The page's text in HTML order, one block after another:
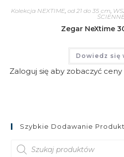
Kolekcja NEXTIME od 21 do 35 cm
Zegar NeXtime
Dowiedz się
Zaloguj się aby zobaczyć ceny
Szybkie Dodawanie
produktów